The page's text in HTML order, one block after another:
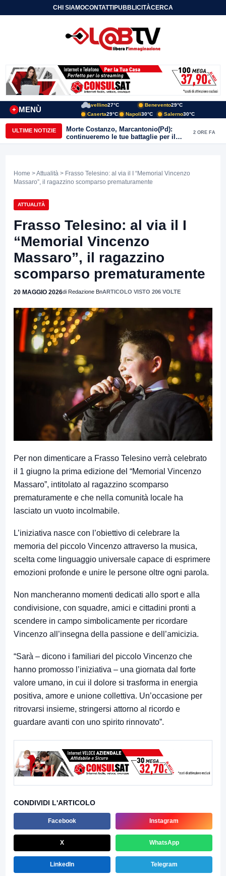
CHI SIAMOCONTATTIPUBBLICITÀCERCA
MENÙ
+
Avellino27°C Benevento29°C
Caserta29°C Napoli30°C Salerno30°C
ULTIME NOTIZIE
Morte Costanzo, Marcantonio(Pd):
continueremo le tue battaglie per il
Sannio
2 ORE FA
Home >Attualità > Frasso Telesino: al via il I “Memorial Vincenzo
Massaro”, il ragazzino scomparso prematuramente
ATTUALITÀ
Frasso Telesino: al via il I
“Memorial Vincenzo
Massaro”, il ragazzino
scomparso prematuramente
20 MAGGIO 2026di Redazione BnARTICOLO VISTO 206 VOLTE
Per non dimenticare a Frasso Telesino verrà celebrato
il 1 giugno la prima edizione del “Memorial Vincenzo
Massaro”, intitolato al ragazzino scomparso
prematuramente e che nella comunità locale ha
lasciato un vuoto incolmabile.
L’iniziativa nasce con l’obiettivo di celebrare la
memoria del piccolo Vincenzo attraverso la musica,
scelta come linguaggio universale capace di esprimere
emozioni profonde e unire le persone oltre ogni parola.
Non mancheranno momenti dedicati allo sport e alla
condivisione, con squadre, amici e cittadini pronti a
scendere in campo simbolicamente per ricordare
Vincenzo all’insegna della passione e dell’amicizia.
“Sarà – dicono i familiari del piccolo Vincenzo che
hanno promosso l’iniziativa – una giornata dal forte
valore umano, in cui il dolore si trasforma in energia
positiva, amore e unione collettiva. Un’occasione per
ritrovarsi insieme, stringersi attorno al ricordo e
guardare avanti con uno spirito rinnovato”.
CONDIVIDI L'ARTICOLO
Facebook Instagram
X WhatsApp
LinkedIn Telegram